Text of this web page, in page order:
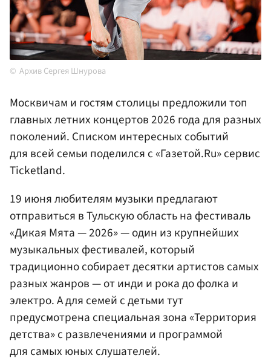
Архив Сергея Шнурова
Москвичам и гостям столицы предложили топ
главных летних концертов 2026 года для разных
поколений. Списком интересных событий
для всей семьи поделился с «Газетой.Ru» сервис
Ticketland.
19 июня любителям музыки предлагают
отправиться в Тульскую область на фестиваль
«Дикая Мята — 2026» — один из крупнейших
музыкальных фестивалей, который
традиционно собирает десятки артистов самых
разных жанров — от инди и рока до фолка и
электро. А для семей с детьми тут
предусмотрена специальная зона «Территория
детства» с развлечениями и программой
для самых юных слушателей.